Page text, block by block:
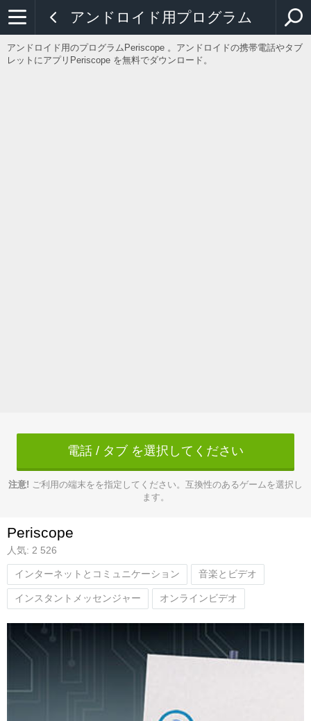
アンドロイド用プログラム
アンドロイド用のプログラムPeriscope 。アンドロイドの携帯電話やタブ
レットにアプリPeriscope を無料でダウンロード。
電話 / タブ を選択してください
注意! ご利用の端末をを指定してください。互換性のあるゲームを選択し
ます。
Periscope
人気: 2 526
インターネットとコミュニケーション 音楽とビデオ
インスタントメッセンジャー オンラインビデオ